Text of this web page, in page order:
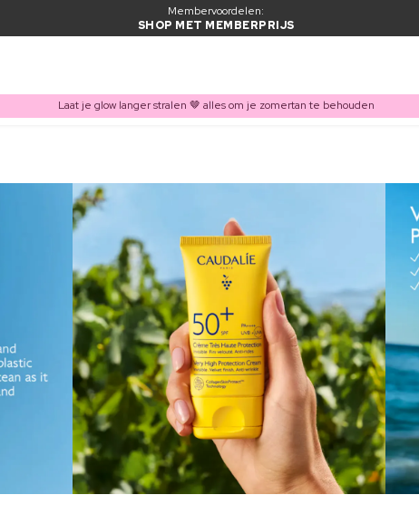
Membervoordelen:
SHOP MET MEMBERPRIJS
Laat je glow langer stralen 🤎 alles om je zomertan te behouden